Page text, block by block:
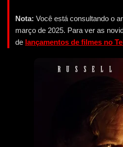
Nota: Você está consultando o
março de 2025. Para ver as
de lançamentos de filmes no